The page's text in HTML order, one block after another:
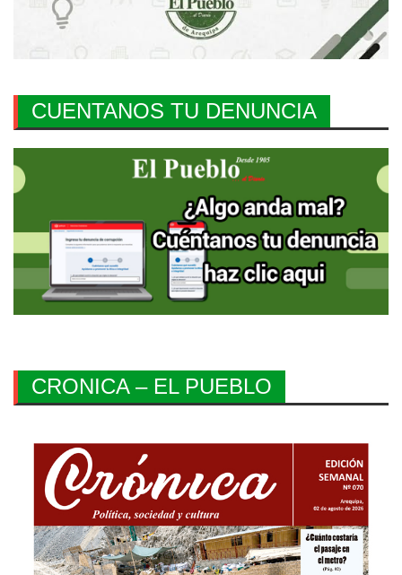
CUENTANOS TU DENUNCIA
CRONICA – EL PUEBLO